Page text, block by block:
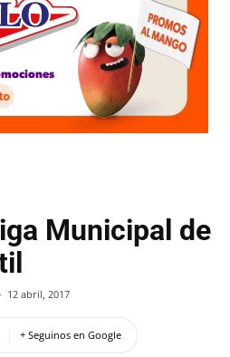
Municipal de
12 abril, 2017
+ Seguinos en Google